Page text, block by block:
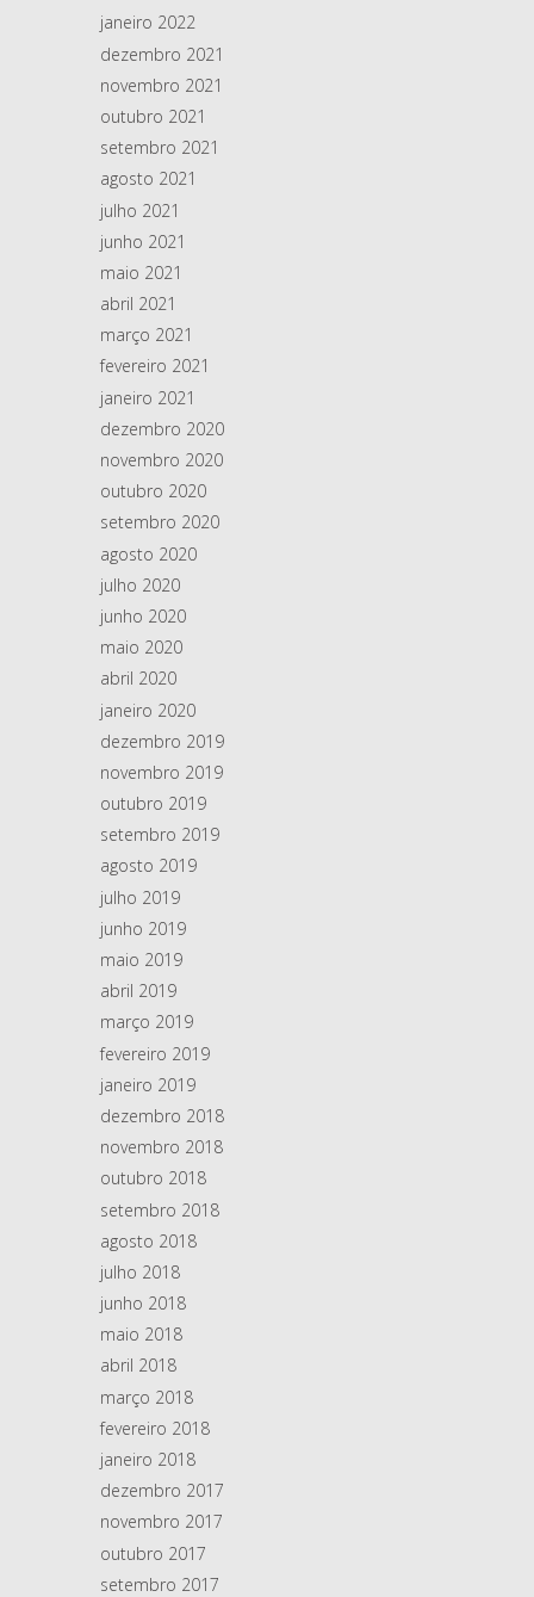
janeiro 2022
dezembro 2021
novembro 2021
outubro 2021
setembro 2021
agosto 2021
julho 2021
junho 2021
maio 2021
abril 2021
março 2021
fevereiro 2021
janeiro 2021
dezembro 2020
novembro 2020
outubro 2020
setembro 2020
agosto 2020
julho 2020
junho 2020
maio 2020
abril 2020
janeiro 2020
dezembro 2019
novembro 2019
outubro 2019
setembro 2019
agosto 2019
julho 2019
junho 2019
maio 2019
abril 2019
março 2019
fevereiro 2019
janeiro 2019
dezembro 2018
novembro 2018
outubro 2018
setembro 2018
agosto 2018
julho 2018
junho 2018
maio 2018
abril 2018
março 2018
fevereiro 2018
janeiro 2018
dezembro 2017
novembro 2017
outubro 2017
setembro 2017